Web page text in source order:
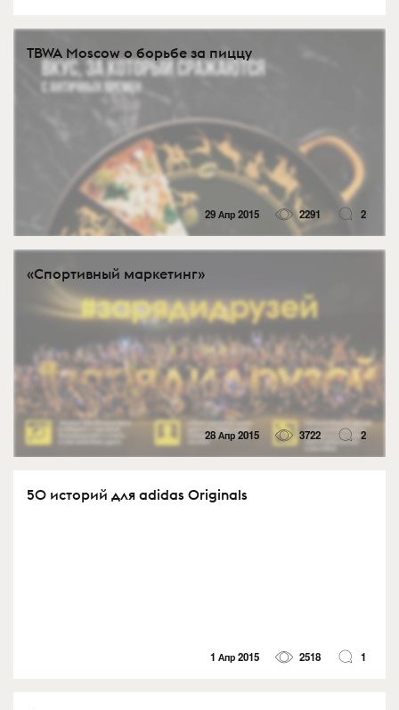
TBWA Moscow о борьбе за пиццу
29 Апр 2015 2291 2
«Спортивный маркетинг»
28 Апр 2015 3722 2
50 историй для adidas Originals
1 Апр 2015 2518 1